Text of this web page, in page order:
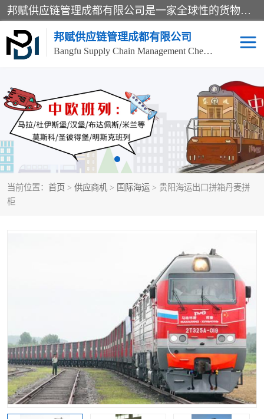
邦赋供应链管理成都有限公司是一家全球性的货物运输代理公司，主要从事：波兰中欧班列、德国中欧班列、出口莫斯科班列、中欧班列进口、蓉欧铁路、成都出口空运等业务，同时亦提供报关、报检、仓储、码头操作等服务。
邦赋供应链管理成都有限公司
Bangfu Supply Chain Management Chengdu Co.,LTD
当前位置： 首页 > 供应商机 > 国际海运 > 贵阳海运出口拼箱丹麦拼
柜
进出口门到门 成都中欧班列
国际汽运 国际空运
食品进口物流清关 南美海运
中欧班列进口红酒啤酒
马来西亚物流
东南亚铁路 铁路出口拼箱/整柜
中俄班列莫斯科